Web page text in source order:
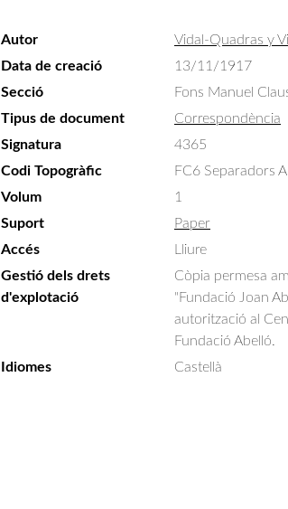
Autor
Vidal-Quadras y
Data de creació
13/11/1917
Secció
Fons Manuel
Tipus de document
Correspondència
Signatura
4365
Codi Topogràfic
FC6 Separadors
Volum
1
Suport
Paper
Accés
Lliure
Gestió dels drets
d'explotació
Còpia permesa
"Fundació Joan
autorització al
Fundació Abelló.
Idiomes
Castellà